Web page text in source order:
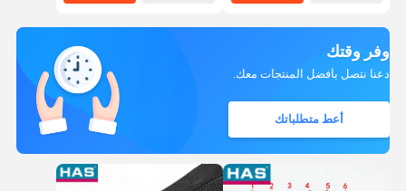
وفر وقتك
دعنا نتصل بأفضل المنتجات معك.
أعط متطلباتك